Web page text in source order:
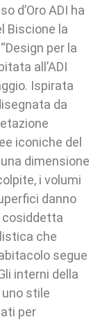
d’Oro ADI ha
Biscione la
per la
all’ADI
Ispirata
da
iconiche del
dimensione
i volumi
danno
cosiddetta
che
segue
interni della
stile
per